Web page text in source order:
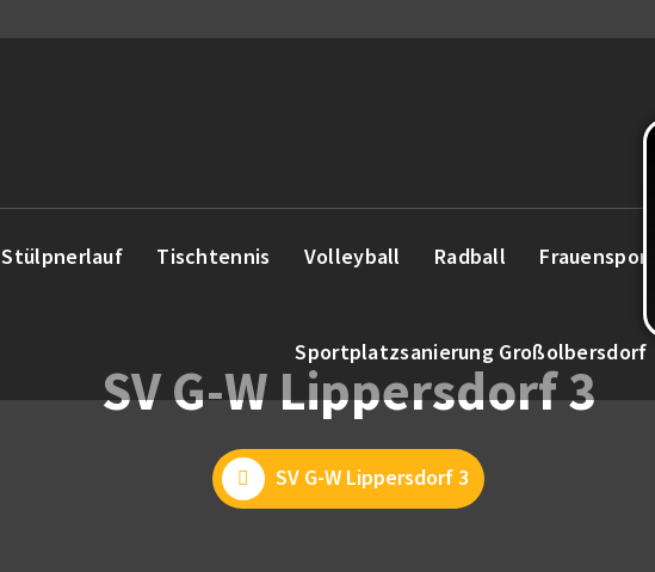
Stülpnerlauf Tischtennis Volleyball Radball Frauensport
Sportplatzsanierung Großolbersdorf
SV G-W Lippersdorf 3
SV G-W Lippersdorf 3